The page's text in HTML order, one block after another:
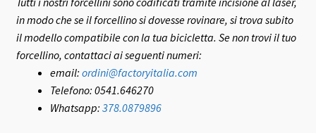
in modo che se il forcellino si dovesse rovinare, si trova subito
il modello compatibile con la tua bicicletta. Se non trovi il tuo
forcellino, contattaci ai seguenti numeri:
email: ordini@factoryitalia.com
Telefono: 0541.646270
Whatsapp: 378.0879896